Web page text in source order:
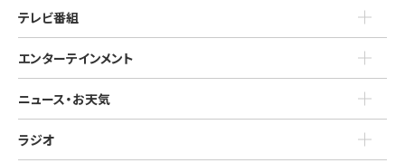
テレビ番組
エンターテインメント
ニュース・お天気
ラジオ